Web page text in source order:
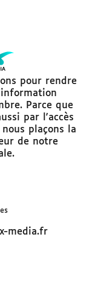
pour rendre
Parce que
par l'accès
plaçons la
de notre
media.fr